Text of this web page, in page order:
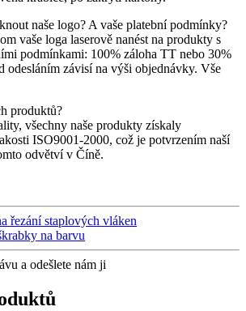
naše logo? A vaše platební podmínky?
vaše loga laserově nanést na produkty s
podmínkami: 100% záloha TT nebo 30%
odesláním závisí na výši objednávky. Vše
produktů?
všechny naše produkty získaly
ISO9001-2000, což je potvrzením naší
odvětví v Číně.
řezání staplových vláken
na barvu
a odešlete nám ji